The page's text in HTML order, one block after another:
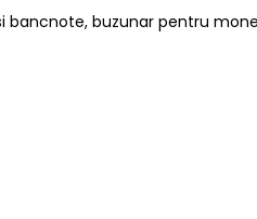
bancnote, buzunar pentru